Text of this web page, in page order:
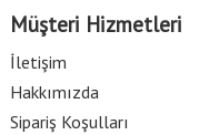
Müşteri Hizmetleri
İletişim
Hakkımızda
Sipariş Koşulları